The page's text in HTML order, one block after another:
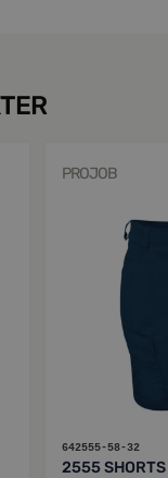
PROJOB
642555-58-32
2555